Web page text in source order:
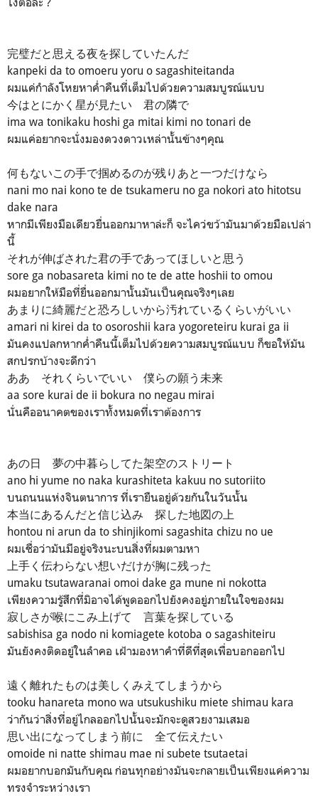
完璧だと思える夜を探していたんだ
kanpeki da to omoeru yoru o sagashiteitanda
ผมแค่กำลังโหยหาค่ำคืนที่เต็มไปด้วยความสมบูรณ์แบบ
今はとにかく星が見たい 君の隣で
ima wa tonikaku hoshi ga mitai kimi no tonari de
ผมแค่อยากจะนั่งมองดวงดาวเหล่านั้นข้างๆคุณ
何もないこの手で掴めるのが残りあと一つだけなら
nani mo nai kono te de tsukameru no ga nokori ato hitotsu
dake nara
หากมีเพียงมือเดียวยื่นออกมาหาล่ะก็ จะไคว่ขว้ามันมาด้วยมือเปล่า
นี้
それが伸ばされた君の手であってほしいと思う
sore ga nobasareta kimi no te de atte hoshii to omou
ผมอยากให้มือที่ยื่นออกมานั้นมันเป็นคุณจริงๆเลย
あまりに綺麗だと恐ろしいから汚れているくらいがいい
amari ni kirei da to osoroshii kara yogoreteiru kurai ga ii
มันคงแปลกหากค่ำคืนนี้เต็มไปด้วยความสมบูรณ์แบบ ก็ขอให้มัน
สกปรกบ้างจะดีกว่า
ああ それくらいでいい 僕らの願う未来
aa sore kurai de ii bokura no negau mirai
นั่นคืออนาคตของเราทั้งหมดที่เราต้องการ
あの日 夢の中暮らしてた架空のストリート
ano hi yume no naka kurashiteta kakuu no sutoriito
บนถนนแห่งจินตนาการ ที่เรายืนอยู่ด้วยกันในวันนั้น
本当にあるんだと信じ込み 探した地図の上
hontou ni arun da to shinjikomi sagashita chizu no ue
ผมเชื่อว่ามันมีอยู่จริงนะบนสิ่งที่ผมตามหา
上手く伝わらない想いだけが胸に残った
umaku tsutawaranai omoi dake ga mune ni nokotta
เพียงความรู้สึกที่มิอาจได้พูดออกไปยังคงอยู่ภายในใจของผม
寂しさが喉にこみ上げて 言葉を探している
sabishisa ga nodo ni komiagete kotoba o sagashiteiru
มันยังคงติดอยู่ในลำคอ เฝ้ามองหาคำที่ดีที่สุดเพื่อบอกออกไป
遠く離れたものは美しくみえてしまうから
tooku hanareta mono wa utsukushiku miete shimau kara
ว่ากันว่าสิ่งที่อยู่ไกลออกไปนั้นจะมักจะดูสวยงามเสมอ
思い出になってしまう前に 全て伝えたい
omoide ni natte shimau mae ni subete tsutaetai
ผมอยากบอกมันกับคุณ ก่อนทุกอย่างมันจะกลายเป็นเพียงแค่ความ
ทรงจำระหว่างเรา